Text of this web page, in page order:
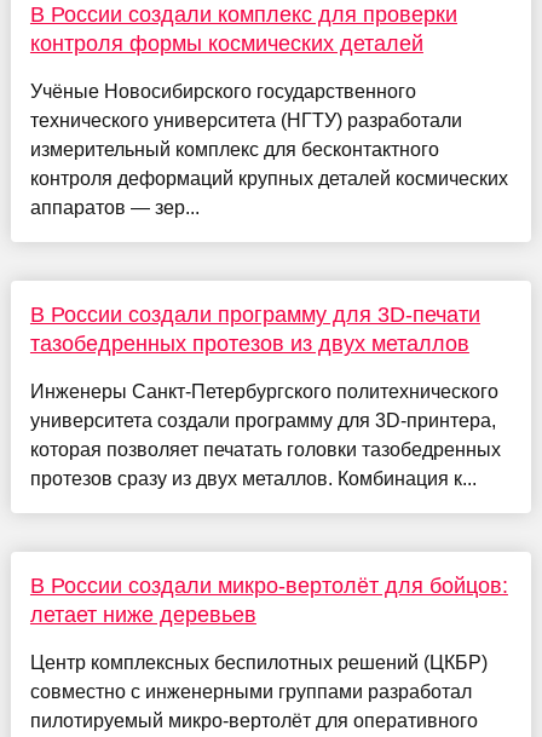
В России создали комплекс для проверки
контроля формы космических деталей
Учёные Новосибирского государственного
технического университета (НГТУ) разработали
измерительный комплекс для бесконтактного
контроля деформаций крупных деталей космических
аппаратов — зер...
В России создали программу для 3D-печати
тазобедренных протезов из двух металлов
Инженеры Санкт-Петербургского политехнического
университета создали программу для 3D-принтера,
которая позволяет печатать головки тазобедренных
протезов сразу из двух металлов. Комбинация к...
В России создали микро-вертолёт для бойцов:
летает ниже деревьев
Центр комплексных беспилотных решений (ЦКБР)
совместно с инженерными группами разработал
пилотируемый микро-вертолёт для оперативного